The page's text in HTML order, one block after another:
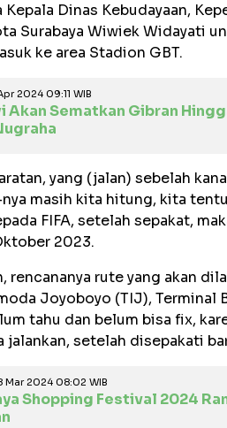
Dinas Kebudayaan,
Surabaya Wiwiek Widayati
ke area Stadion GBT.
2024 09:11 WIB
Akan Sematkan Gibran
yang (jalan) sebelah
masih kita hitung, kita
FIFA, setelah sepakat,
2023.
rencananya rute yang akan
Joyoboyo (TIJ), Terminal
tahu dan belum bisa fix,
jalankan, setelah disepakati
Mar 2024 08:02 WIB
Shopping Festival 2024